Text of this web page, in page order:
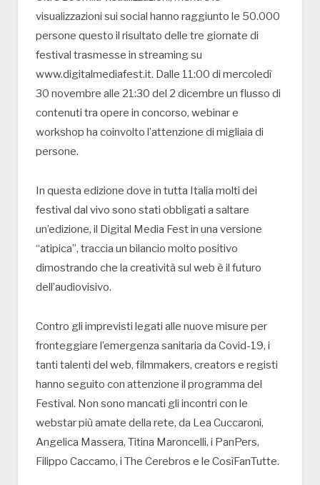
visualizzazioni sui social hanno raggiunto le 50.000
persone questo il risultato delle tre giornate di
festival trasmesse in streaming su
www.digitalmediafest.it. Dalle 11:00 di mercoledì
30 novembre alle 21:30 del 2 dicembre un flusso di
contenuti tra opere in concorso, webinar e
workshop ha coinvolto l’attenzione di migliaia di
persone.
In questa edizione dove in tutta Italia molti dei
festival dal vivo sono stati obbligati a saltare
un’edizione, il Digital Media Fest in una versione
“atipica”, traccia un bilancio molto positivo
dimostrando che la creatività sul web è il futuro
dell’audiovisivo.
Contro gli imprevisti legati alle nuove misure per
fronteggiare l’emergenza sanitaria da Covid-19, i
tanti talenti del web, filmmakers, creators e registi
hanno seguito con attenzione il programma del
Festival. Non sono mancati gli incontri con le
webstar più amate della rete, da Lea Cuccaroni,
Angelica Massera, Titina Maroncelli, i PanPers,
Filippo Caccamo, i The Cerebros e le CosìFanTutte.